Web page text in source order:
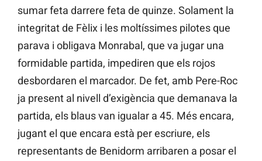
sumar feta darrere feta de quinze. Solament la
integritat de Fèlix i les moltíssimes pilotes que
parava i obligava Monrabal, que va jugar una
formidable partida, impediren que els rojos
desbordaren el marcador. De fet, amb Pere-Roc
ja present al nivell d’exigència que demanava la
partida, els blaus van igualar a 45. Més encara,
jugant el que encara està per escriure, els
representants de Benidorm arribaren a posar el